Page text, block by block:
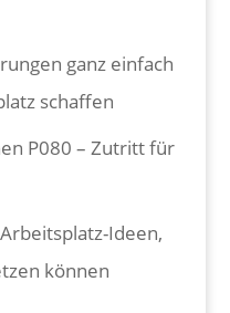
ganz einfach
schaffen
P080 – Zutritt für
Ideen,
können